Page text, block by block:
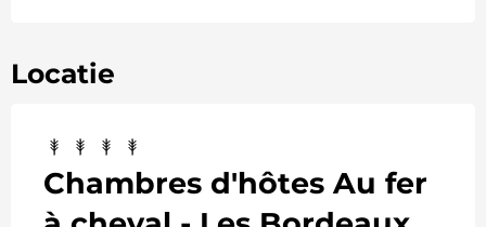
Locatie
Chambres d'hôtes Au fer